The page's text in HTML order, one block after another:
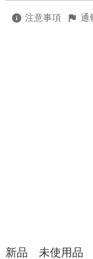
注意事項 通
新品　未使用品